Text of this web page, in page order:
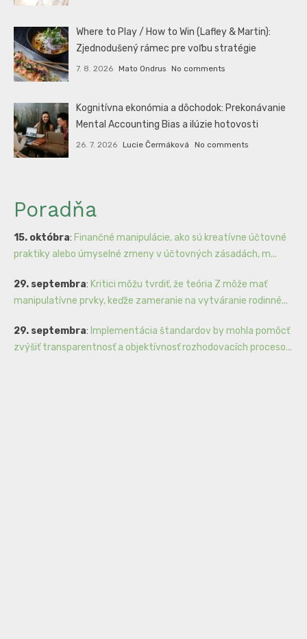
Where to Play / How to Win (Lafley & Martin):
Zjednodušený rámec pre voľbu stratégie
7. 8. 2026 Mato Ondrus No comments
Kognitívna ekonómia a dôchodok: Prekonávanie
Mental Accounting Bias a ilúzie hotovosti
26. 7. 2026 Lucie Čermáková No comments
Poradňa
15. októbra: Finančné manipulácie, ako sú kreatívne účtovné
praktiky alebo úmyselné zmeny v účtovných zásadách, m...
29. septembra: Kritici môžu tvrdiť, že teória Z môže mať
manipulatívne prvky, keďže zameranie na vytváranie rodinné...
29. septembra: Implementácia štandardov by mohla pomôcť
zvýšiť transparentnosť a objektívnosť rozhodovacích proceso...